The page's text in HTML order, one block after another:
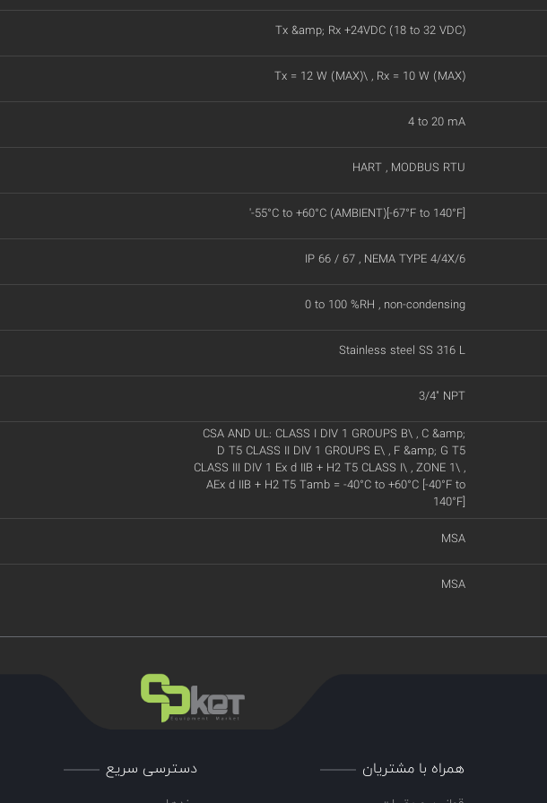
Tx &amp; Rx +24VDC (18 to 32 VDC)
Tx = 12 W (MAX)\ , Rx = 10 W (MAX)
4 to 20 mA
HART , MODBUS RTU
'-55°C to +60°C (AMBIENT)[-67°F to 140°F]
IP 66 / 67 , NEMA TYPE 4/4X/6
0 to 100 %RH , non-condensing
Stainless steel SS 316 L
3/4" NPT
CSA AND UL: CLASS I DIV 1 GROUPS B\ , C &amp;
D T5 CLASS II DIV 1 GROUPS E\ , F &amp; G T5
CLASS III DIV 1 Ex d IIB + H2 T5 CLASS I\ , ZONE 1\ ,
AEx d IIB + H2 T5 Tamb = -40°C to +60°C [-40°F to
140°F]
MSA
MSA
همراه با مشتریان دسترسی سریع